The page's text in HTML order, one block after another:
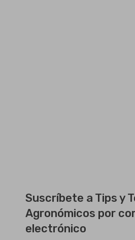
Suscríbete a Tips y
Agronómicos por
electrónico